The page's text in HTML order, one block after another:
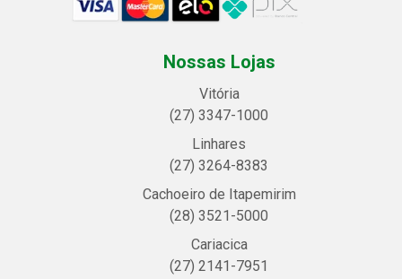
Nossas Lojas
Vitória
(27) 3347-1000
Linhares
(27) 3264-8383
Cachoeiro de Itapemirim
(28) 3521-5000
Cariacica
(27) 2141-7951